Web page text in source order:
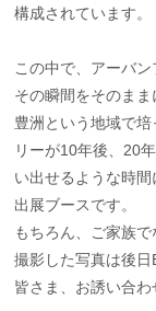
構成されています。
この中で、アーバ
その瞬間をそのまま
豊洲という地域で
リーが10年後、20
い出せるような時
出展ブースです。
もちろん、ご家族で
撮影した写真は後日
皆さま、お誘い合わ